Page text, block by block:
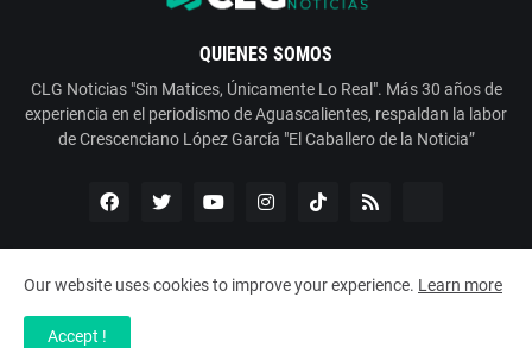
QUIENES SOMOS
CLG Noticias "Sin Matices, Únicamente Lo Real". Más 30 años de
experiencia en el periodismo de Aguascalientes, respaldan la labor
de Crescenciano López García "El Caballero de la Noticia”
ESNoticia con Crescenciano López García
Servicios
Our website uses cookies to improve your experience. Learn more
Accept !